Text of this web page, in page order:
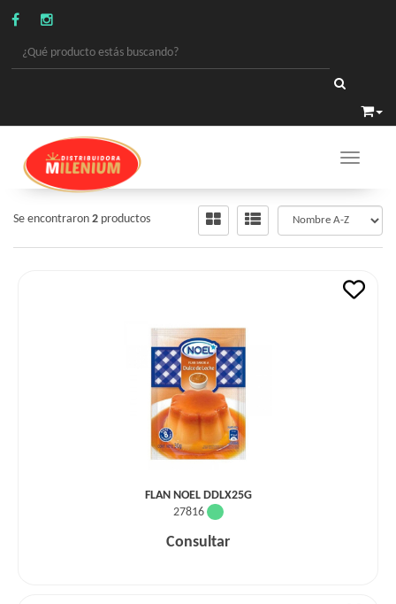
Toggle
ALIMENTOS
FLANES
Se encontraron 2 productos
FLAN NOEL DDLX25G
27816
Consultar